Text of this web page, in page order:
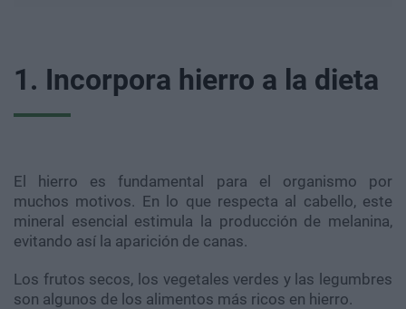
1. Incorpora hierro a la dieta
El hierro es fundamental para el organismo por
muchos motivos. En lo que respecta al cabello, este
mineral esencial estimula la producción de melanina,
evitando así la aparición de canas.
Los frutos secos, los vegetales verdes y las legumbres
son algunos de los alimentos más ricos en hierro.